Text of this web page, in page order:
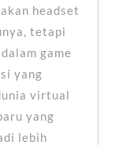
headset
tetapi
game
yang
virtual
yang
lebih